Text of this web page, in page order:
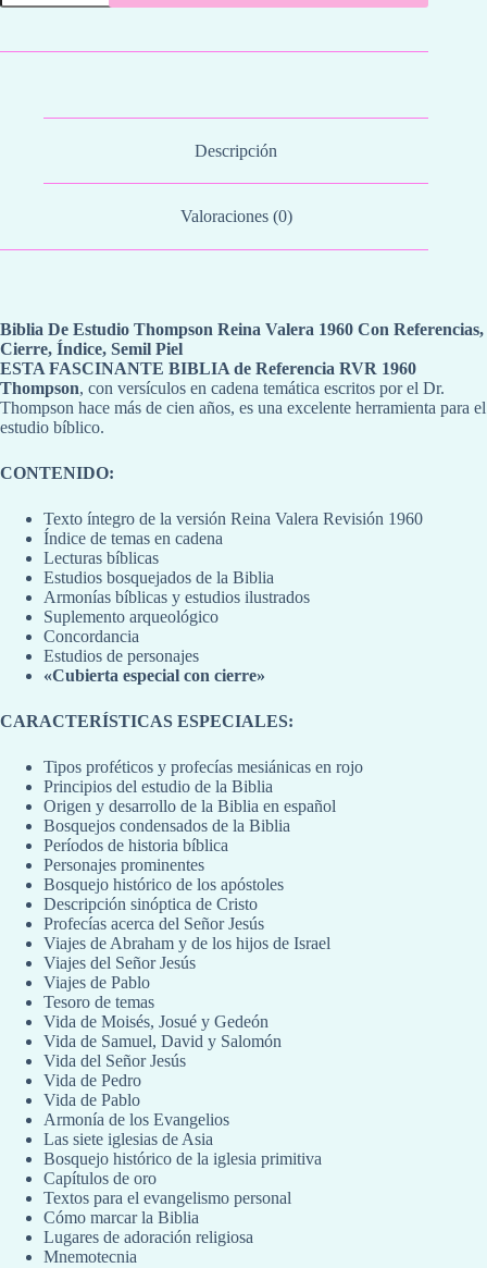
Estudio
Descripción
Valoraciones (0)
Biblia De Estudio Thompson Reina Valera 1960 Con Referencias,
Cierre, Índice, Semil Piel
ESTA FASCINANTE BIBLIA de Referencia RVR 1960
Thompson, con versículos en cadena temática escritos por el Dr.
Thompson hace más de cien años, es una excelente herramienta para el
estudio bíblico.
CONTENIDO:
Texto íntegro de la versión Reina Valera Revisión 1960
Índice de temas en cadena
Lecturas bíblicas
Estudios bosquejados de la Biblia
Armonías bíblicas y estudios ilustrados
Suplemento arqueológico
Concordancia
Estudios de personajes
«Cubierta especial con cierre»
CARACTERÍSTICAS ESPECIALES:
Tipos proféticos y profecías mesiánicas en rojo
Principios del estudio de la Biblia
Origen y desarrollo de la Biblia en español
Bosquejos condensados de la Biblia
Períodos de historia bíblica
Personajes prominentes
Bosquejo histórico de los apóstoles
Descripción sinóptica de Cristo
Profecías acerca del Señor Jesús
Viajes de Abraham y de los hijos de Israel
Viajes del Señor Jesús
Viajes de Pablo
Tesoro de temas
Vida de Moisés, Josué y Gedeón
Vida de Samuel, David y Salomón
Vida del Señor Jesús
Vida de Pedro
Vida de Pablo
Armonía de los Evangelios
Las siete iglesias de Asia
Bosquejo histórico de la iglesia primitiva
Capítulos de oro
Textos para el evangelismo personal
Cómo marcar la Biblia
Lugares de adoración religiosa
Mnemotecnia